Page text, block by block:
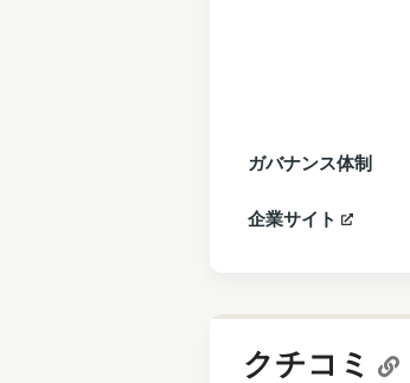
ガバナンス体制
企業サイト
クチコミ